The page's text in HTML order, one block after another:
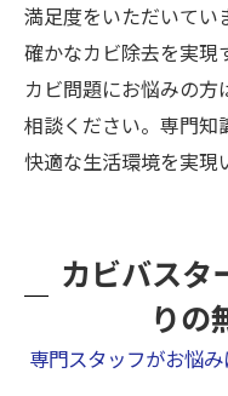
満足度をいただいてい
確かなカビ除去を実現
カビ問題にお悩みの
相談ください。専門知
快適な生活環境を実現
カビバスタ
りの
専門スタッフがお悩